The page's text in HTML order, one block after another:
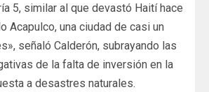
5, similar al que devastó Haití hace
Acapulco, una ciudad de casi un
señaló Calderón, subrayando las
de la falta de inversión en la
a desastres naturales.